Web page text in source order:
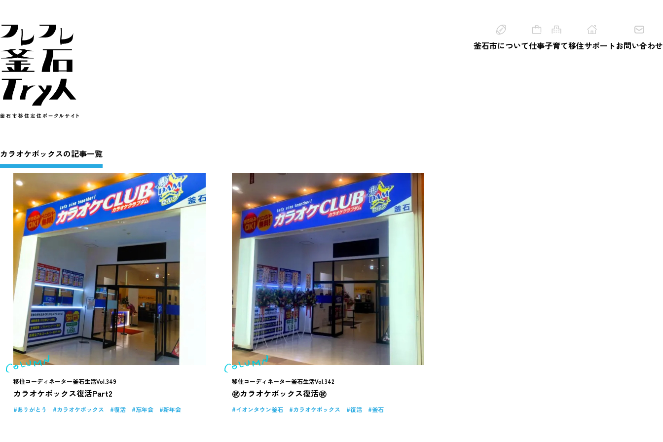
釜石市について仕事子育て移住サポートお問い合わせ
カラオケボックスの記事一覧
移住コーディネーター釜石生活Vol.349
カラオケボックス復活Part2
ありがとう カラオケボックス 復活 忘年会 新年会
移住コーディネーター釜石生活Vol.342
㊗カラオケボックス復活㊗
イオンタウン釜石 カラオケボックス 復活 釜石